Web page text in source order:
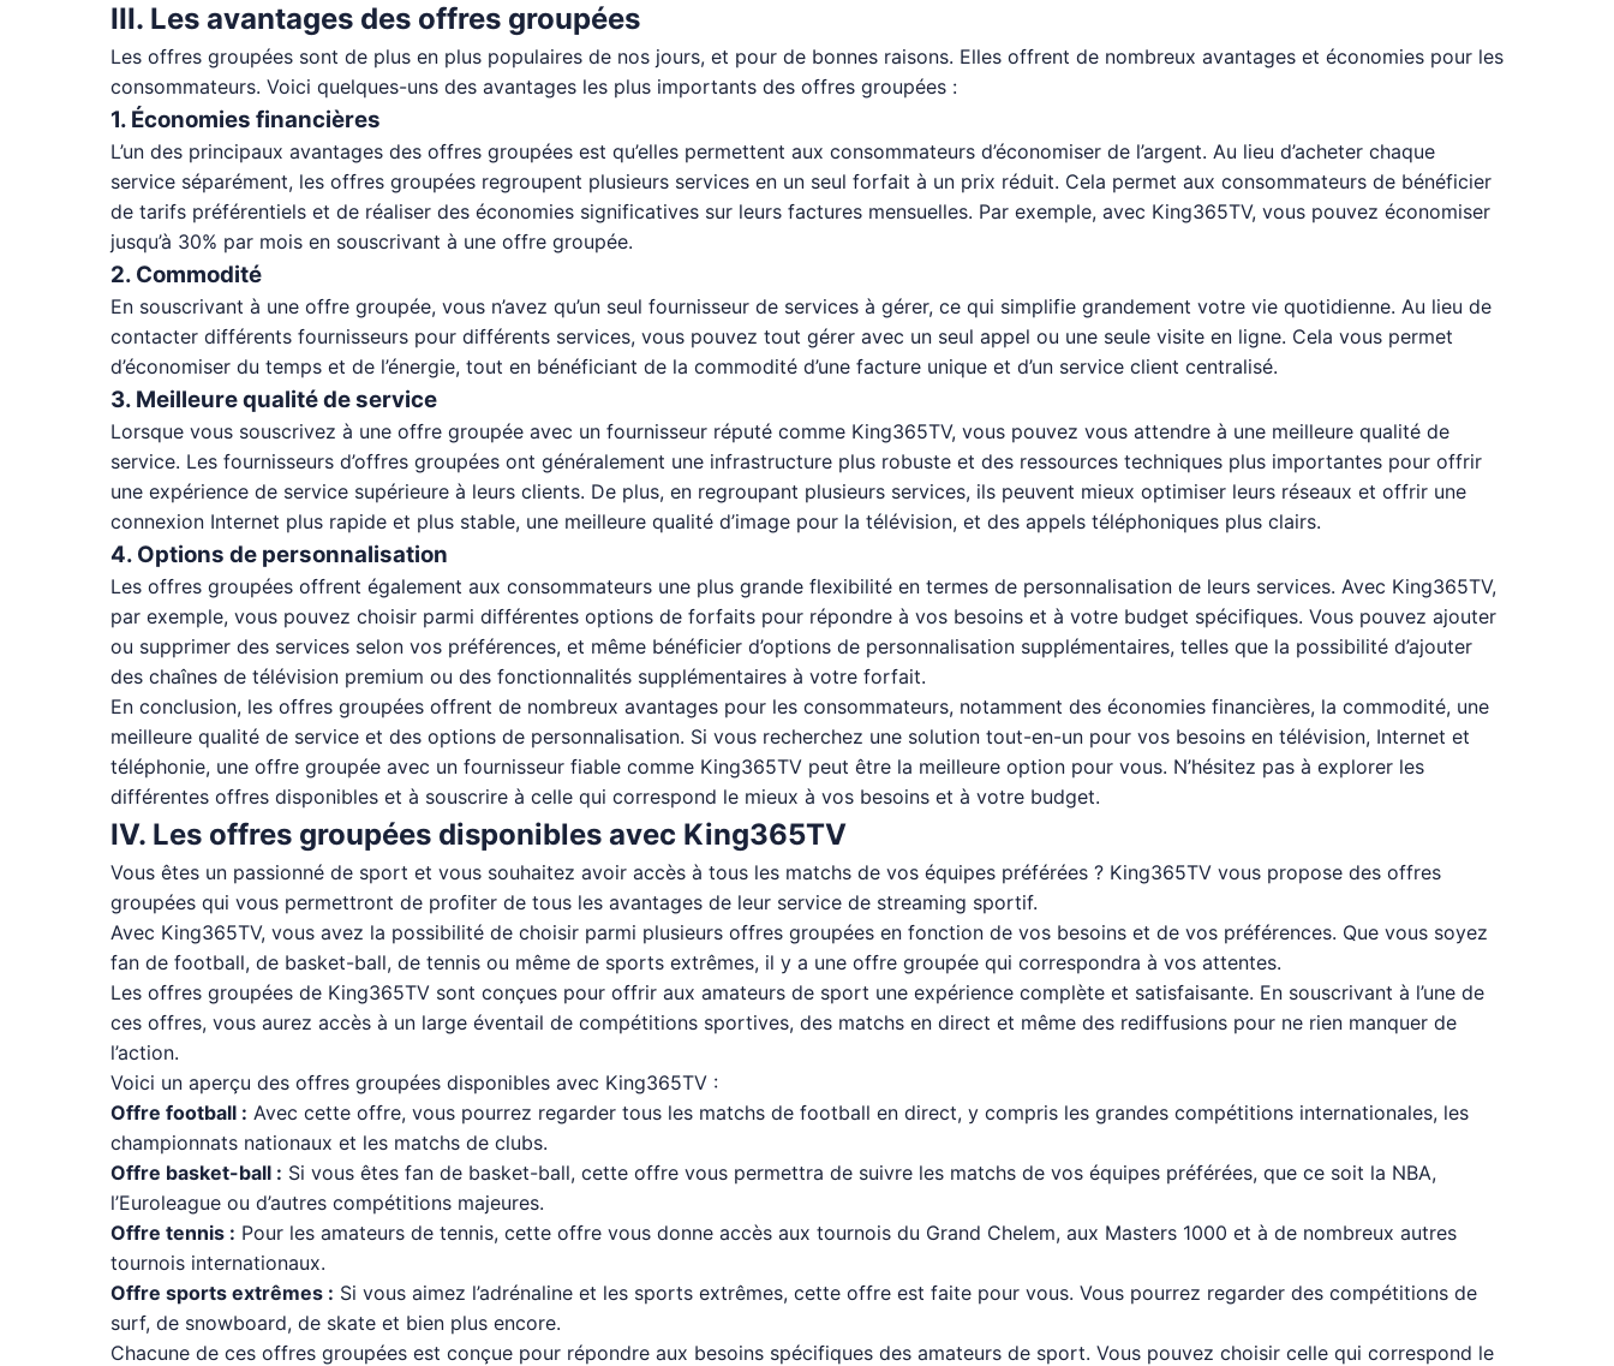
III. Les avantages des offres groupées
Les offres groupées sont de plus en plus populaires de nos jours, et pour de bonnes raisons. Elles offrent de nombreux avantages et économies pour les
consommateurs. Voici quelques-uns des avantages les plus importants des offres groupées :
1. Économies financières
L’un des principaux avantages des offres groupées est qu’elles permettent aux consommateurs d’économiser de l’argent. Au lieu d’acheter chaque
service séparément, les offres groupées regroupent plusieurs services en un seul forfait à un prix réduit. Cela permet aux consommateurs de bénéficier
de tarifs préférentiels et de réaliser des économies significatives sur leurs factures mensuelles. Par exemple, avec King365TV, vous pouvez économiser
jusqu’à 30% par mois en souscrivant à une offre groupée.
2. Commodité
En souscrivant à une offre groupée, vous n’avez qu’un seul fournisseur de services à gérer, ce qui simplifie grandement votre vie quotidienne. Au lieu de
contacter différents fournisseurs pour différents services, vous pouvez tout gérer avec un seul appel ou une seule visite en ligne. Cela vous permet
d’économiser du temps et de l’énergie, tout en bénéficiant de la commodité d’une facture unique et d’un service client centralisé.
3. Meilleure qualité de service
Lorsque vous souscrivez à une offre groupée avec un fournisseur réputé comme King365TV, vous pouvez vous attendre à une meilleure qualité de
service. Les fournisseurs d’offres groupées ont généralement une infrastructure plus robuste et des ressources techniques plus importantes pour offrir
une expérience de service supérieure à leurs clients. De plus, en regroupant plusieurs services, ils peuvent mieux optimiser leurs réseaux et offrir une
connexion Internet plus rapide et plus stable, une meilleure qualité d’image pour la télévision, et des appels téléphoniques plus clairs.
4. Options de personnalisation
Les offres groupées offrent également aux consommateurs une plus grande flexibilité en termes de personnalisation de leurs services. Avec King365TV,
par exemple, vous pouvez choisir parmi différentes options de forfaits pour répondre à vos besoins et à votre budget spécifiques. Vous pouvez ajouter
ou supprimer des services selon vos préférences, et même bénéficier d’options de personnalisation supplémentaires, telles que la possibilité d’ajouter
des chaînes de télévision premium ou des fonctionnalités supplémentaires à votre forfait.
En conclusion, les offres groupées offrent de nombreux avantages pour les consommateurs, notamment des économies financières, la commodité, une
meilleure qualité de service et des options de personnalisation. Si vous recherchez une solution tout-en-un pour vos besoins en télévision, Internet et
téléphonie, une offre groupée avec un fournisseur fiable comme King365TV peut être la meilleure option pour vous. N’hésitez pas à explorer les
différentes offres disponibles et à souscrire à celle qui correspond le mieux à vos besoins et à votre budget.
IV. Les offres groupées disponibles avec King365TV
Vous êtes un passionné de sport et vous souhaitez avoir accès à tous les matchs de vos équipes préférées ? King365TV vous propose des offres
groupées qui vous permettront de profiter de tous les avantages de leur service de streaming sportif.
Avec King365TV, vous avez la possibilité de choisir parmi plusieurs offres groupées en fonction de vos besoins et de vos préférences. Que vous soyez
fan de football, de basket-ball, de tennis ou même de sports extrêmes, il y a une offre groupée qui correspondra à vos attentes.
Les offres groupées de King365TV sont conçues pour offrir aux amateurs de sport une expérience complète et satisfaisante. En souscrivant à l’une de
ces offres, vous aurez accès à un large éventail de compétitions sportives, des matchs en direct et même des rediffusions pour ne rien manquer de
l’action.
Voici un aperçu des offres groupées disponibles avec King365TV :
Offre football : Avec cette offre, vous pourrez regarder tous les matchs de football en direct, y compris les grandes compétitions internationales, les
championnats nationaux et les matchs de clubs.
Offre basket-ball : Si vous êtes fan de basket-ball, cette offre vous permettra de suivre les matchs de vos équipes préférées, que ce soit la NBA,
l’Euroleague ou d’autres compétitions majeures.
Offre tennis : Pour les amateurs de tennis, cette offre vous donne accès aux tournois du Grand Chelem, aux Masters 1000 et à de nombreux autres
tournois internationaux.
Offre sports extrêmes : Si vous aimez l’adrénaline et les sports extrêmes, cette offre est faite pour vous. Vous pourrez regarder des compétitions de
surf, de snowboard, de skate et bien plus encore.
Chacune de ces offres groupées est conçue pour répondre aux besoins spécifiques des amateurs de sport. Vous pouvez choisir celle qui correspond le